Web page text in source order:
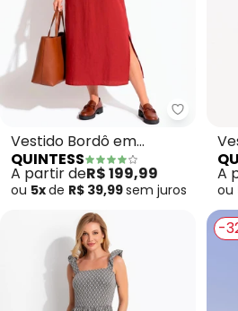
Vestido Bordô em
Alfaiataria
QUINTESS
A partir deR$ 199,99
ou 5xde R$ 39,99sem juros
A
ou
-